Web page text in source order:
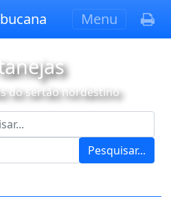
Menu
do sertão nordestino
Pesquisar...